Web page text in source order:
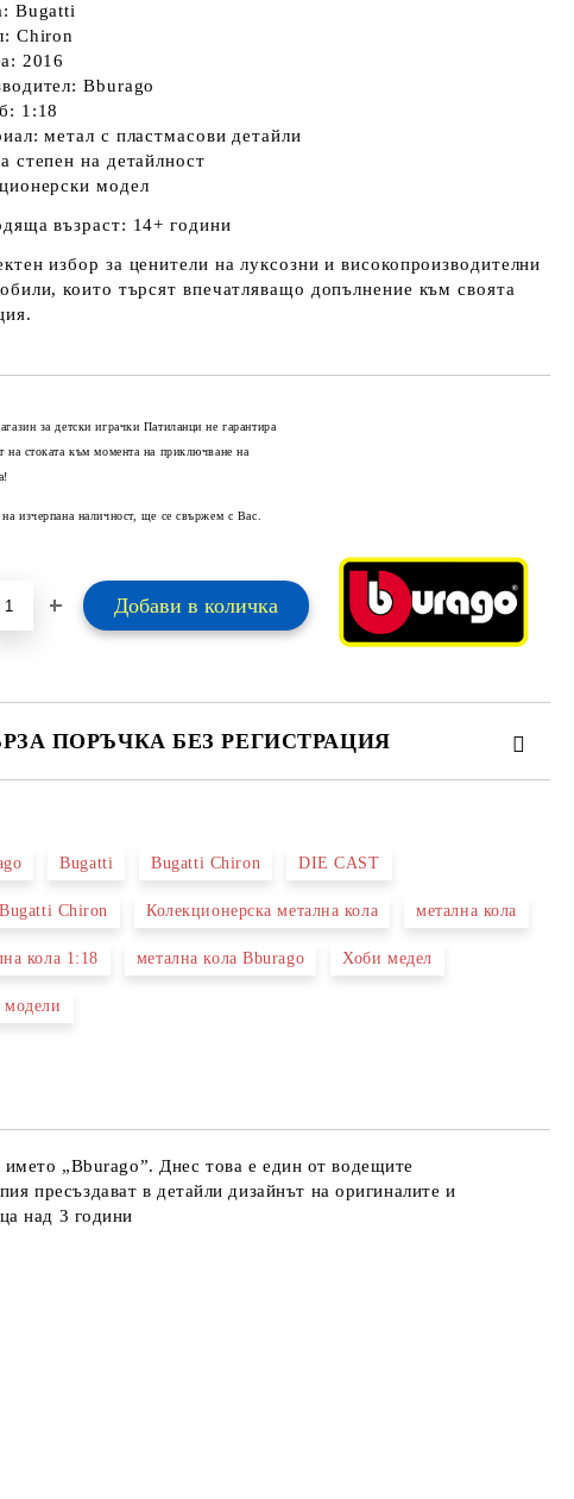
Bugatti
Chiron
2016
Bburago
1:18
метал с пластмасови детайли
степен на детайлност
модел
възраст: 14+ години
избор за ценители налуксозни и високопроизводителни
, които търсят впечатляващо допълнение към своята
за детски играчки Патиланци не гарантира
на стоката към момента на приключване на
изчерпана наличност, ще се свържем с Вас.
ПОРЪЧКА БЕЗ РЕГИСТРАЦИЯ
ще се свържем с вас в рамките на работния ден.
Bugatti Bugatti Chiron DIE CAST
Chiron Колекционерска метална кола метална кола
кола 1:18 метална кола Bburago Хоби медел
„Bburago”. Днес това е един от водещите
пресъздават в детайли дизайнът на оригиналите и
над 3 години